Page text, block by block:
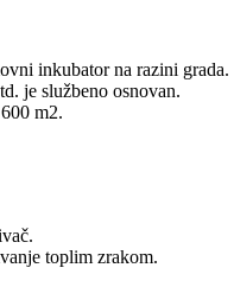
inkubator na razini grada.
je službeno osnovan.
m2.
toplim zrakom.